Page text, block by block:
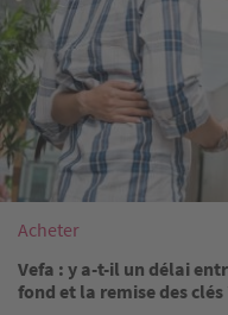
Acheter
Vefa : y a-t-il un délai
fond et la remise des clés